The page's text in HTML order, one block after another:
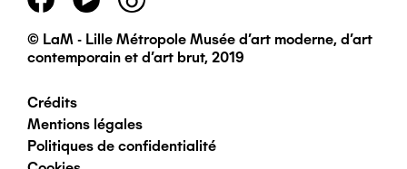
principal
© LaM - Lille Métropole Musée d'art moderne, d'art
contemporain et d'art brut, 2019
Pied
de
Crédits
Mentions légales
Politiques de confidentialité